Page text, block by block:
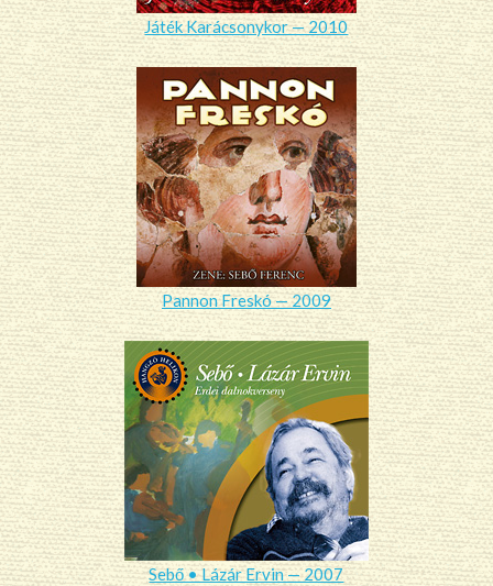
Játék Karácsonykor — 2010
Pannon Freskó — 2009
Sebő • Lázár Ervin — 2007